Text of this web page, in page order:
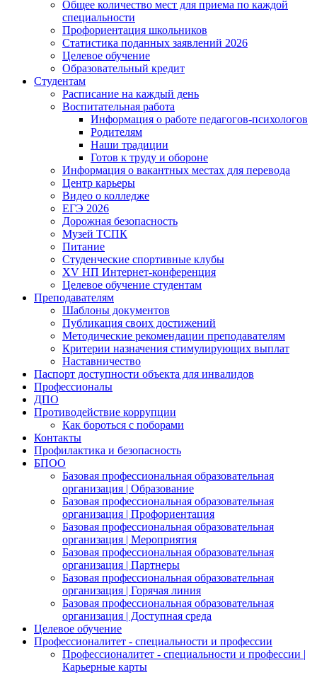
Общее количество мест для приема по каждой
специальности
Профориентация школьников
Статистика поданных заявлений 2026
Целевое обучение
Образовательный кредит
Студентам
Расписание на каждый день
Воспитательная работа
Информация о работе педагогов-психологов
Родителям
Наши традиции
Готов к труду и обороне
Информация о вакантных местах для перевода
Центр карьеры
Видео о колледже
ЕГЭ 2026
Дорожная безопасность
Музей ТСПК
Питание
Студенческие спортивные клубы
XV НП Интернет-конференция
Целевое обучение студентам
Преподавателям
Шаблоны документов
Публикация своих достижений
Методические рекомендации преподавателям
Критерии назначения стимулирующих выплат
Наставничество
Паспорт доступности объекта для инвалидов
Профессионалы
ДПО
Противодействие коррупции
Как бороться с поборами
Контакты
Профилактика и безопасность
БПОО
Базовая профессиональная образовательная
организация | Образование
Базовая профессиональная образовательная
организация | Профориентация
Базовая профессиональная образовательная
организация | Мероприятия
Базовая профессиональная образовательная
организация | Партнеры
Базовая профессиональная образовательная
организация | Горячая линия
Базовая профессиональная образовательная
организация | Доступная среда
Целевое обучение
Профессионалитет - специальности и профессии
Профессионалитет - специальности и профессии |
Карьерные карты